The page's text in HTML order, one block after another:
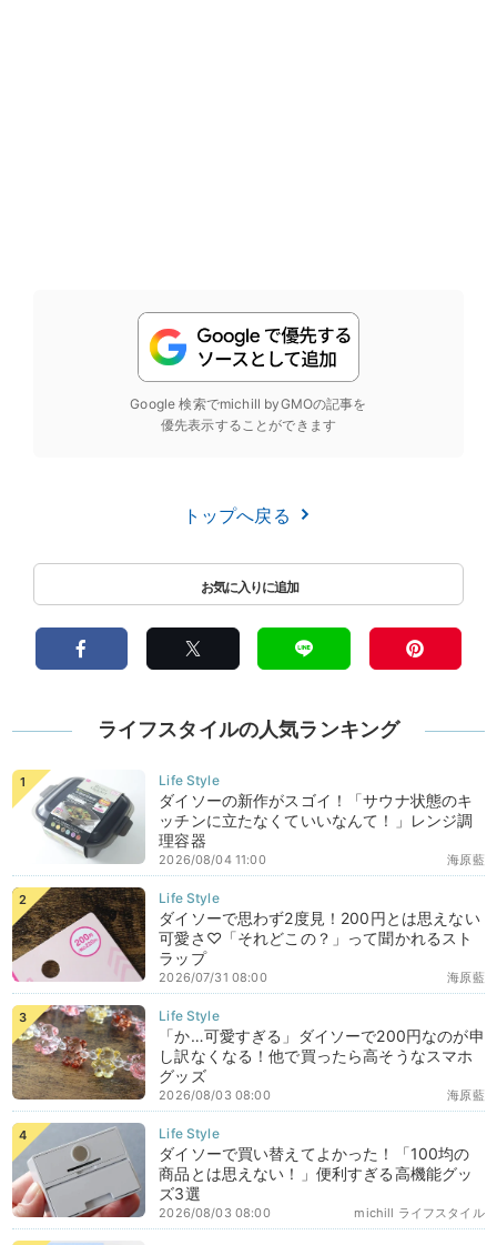
Google 検索でmichill byGMOの記事を
優先表示することができます
トップへ戻る
ライフスタイルの人気ランキング
ダイソーの新作がスゴイ！「サウナ状態のキ
ッチンに立たなくていいなんて！」レンジ調
理容器
海原藍
2026/08/04 11:00
ダイソーで思わず2度見！200円とは思えない
可愛さ♡「それどこの？」って聞かれるスト
ラップ
海原藍
2026/07/31 08:00
「か…可愛すぎる」ダイソーで200円なのが申
し訳なくなる！他で買ったら高そうなスマホ
グッズ
海原藍
2026/08/03 08:00
ダイソーで買い替えてよかった！「100均の
商品とは思えない！」便利すぎる高機能グッ
ズ3選
michill ライフスタイル
2026/08/03 08:00